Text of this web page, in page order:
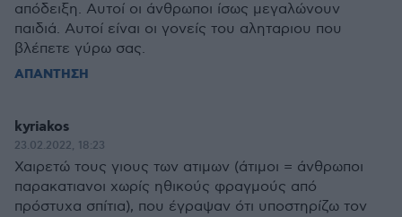
απόδειξη. Αυτοί οι άνθρωποι ίσως μεγαλώνουν
παιδιά. Αυτοί είναι οι γονείς του αληταριου που
βλέπετε γύρω σας.
ΑΠΑΝΤΗΣΗ
kyriakos
23.02.2022, 18:23
Χαιρετώ τους γιους των ατιμων (άτιμοι = άνθρωποι
παρακατιανοι χωρίς ηθικούς φραγμούς από
πρόστυχα σπίτια), που έγραψαν ότι υποστηρίζω τον